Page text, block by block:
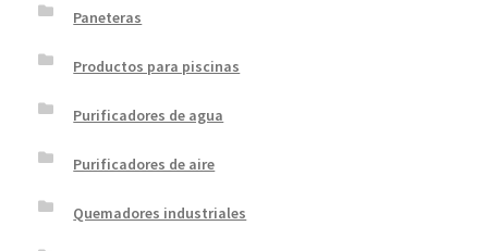
Paneteras
Productos para piscinas
Purificadores de agua
Purificadores de aire
Quemadores industriales